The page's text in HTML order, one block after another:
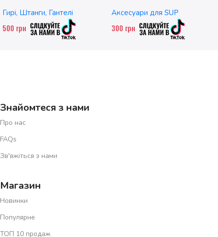
Гирі, Штанги, Гантелі
500 грн
Аксесуари для SUP
300 грн
Знайомтеся з нами
Про нас
FAQs
Зв'яжіться з нами
Магазин
Новинки
Популярне
ТОП 10 продаж